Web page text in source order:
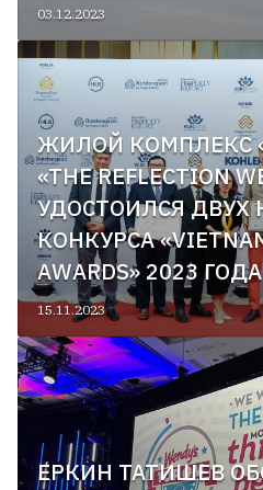
03.12.2023
ЖИЛОЙ КОМПЛЕКС
«THE REFLECTION
УДОСТОИЛСЯ ДВУХ
КОНКУРСА
AWARDS» 2023 ГОДА
15.11.2023
ЕРКИН ТАТИШЕВ